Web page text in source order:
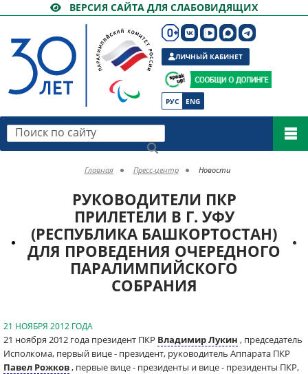
ВЕРСИЯ САЙТА ДЛЯ СЛАБОВИДЯЩИХ
РУС ENG
ЛИЧНЫЙ КАБИНЕТ
Поиск по сайту
Главная Пресс-центр Новости
РУКОВОДИТЕЛИ ПКР
ПРИЛЕТЕЛИ В Г. УФУ
(РЕСПУБЛИКА БАШКОРТОСТАН)
ДЛЯ ПРОВЕДЕНИЯ ОЧЕРЕДНОГО
ПАРАЛИМПИЙСКОГО
СОБРАНИЯ
21 НОЯБРЯ 2012 ГОДА
21 ноября 2012 года президент ПКР Владимир Лукин , председатель
Исполкома, первый вице - президент, руководитель Аппарата ПКР
Павел Рожков, первые вице - президенты и вице - президенты ПКР,